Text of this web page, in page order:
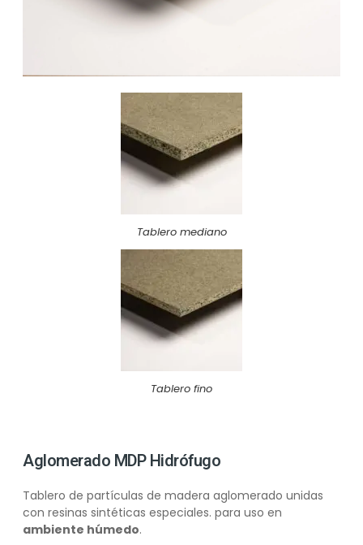
Tablero mediano
Tablero fino
Aglomerado MDP Hidrófugo
Tablero de partículas de madera aglomerado unidas
con resinas sintéticas especiales. para uso en
ambiente húmedo.